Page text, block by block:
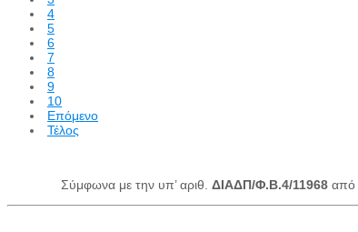
4
5
6
7
8
9
10
Επόμενο
Τέλος
Σύμφωνα με την υπ’ αριθ. ΔΙΑΔΠ/Φ.Β.4/11968 από